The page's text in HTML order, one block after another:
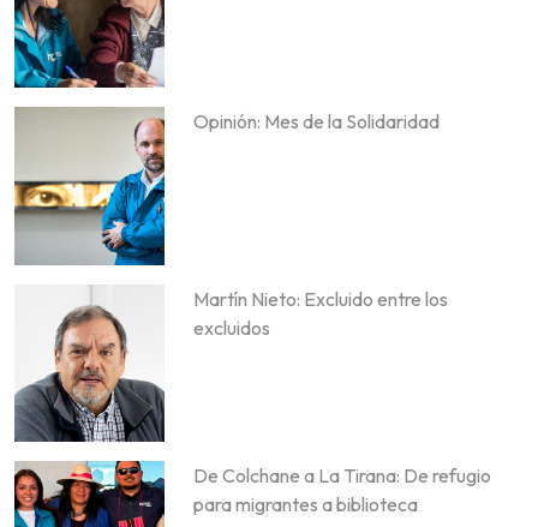
Opinión: Mes de la Solidaridad
Martín Nieto: Excluido entre los
excluidos
De Colchane a La Tirana: De refugio
para migrantes a biblioteca